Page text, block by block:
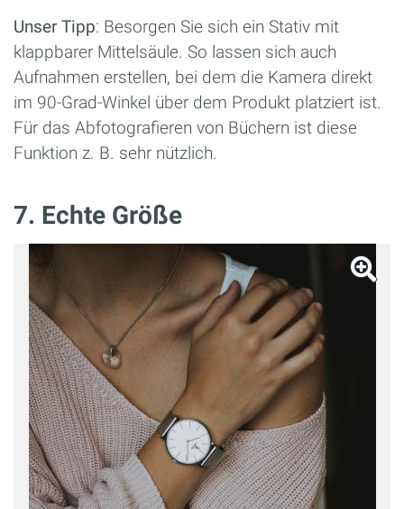
Unser Tipp: Besorgen Sie sich ein Stativ mit
klappbarer Mittelsäule. So lassen sich auch
Aufnahmen erstellen, bei dem die Kamera direkt
im 90-Grad-Winkel über dem Produkt platziert ist.
Für das Abfotografieren von Büchern ist diese
Funktion z. B. sehr nützlich.
7. Echte Größe